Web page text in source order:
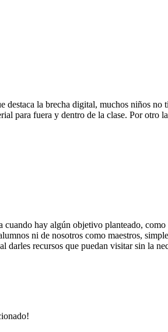
la brecha digital, muchos niños no
para fuera y dentro de la clase. Por otro
hay algún objetivo planteado,
ni de nosotros como maestros,
recursos que puedan visitar sin la